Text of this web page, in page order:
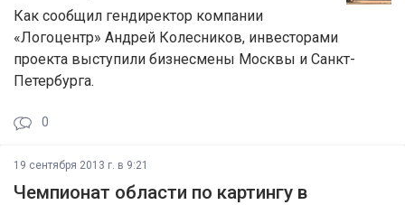
Как сообщил гендиректор компании
«Логоцентр» Андрей Колесников, инвесторами
проекта выступили бизнесмены Москвы и Санкт-
Петербурга.
0
19 сентября 2013 г. в 9:21
Чемпионат области по картингу в